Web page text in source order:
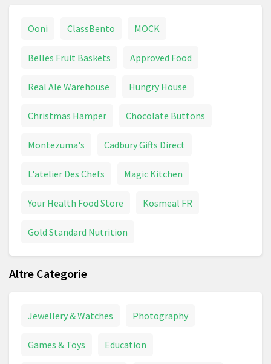
Ooni ClassBento MOCK
Belles Fruit Baskets Approved Food
Real Ale Warehouse Hungry House
Christmas Hamper Chocolate Buttons
Montezuma's Cadbury Gifts Direct
L'atelier Des Chefs Magic Kitchen
Your Health Food Store Kosmeal FR
Gold Standard Nutrition
Altre Categorie
Jewellery & Watches Photography
Games & Toys Education